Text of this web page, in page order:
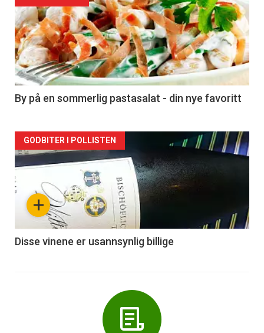
akkurat
nå
-
5
By på en sommerlig pastasalat - din nye favoritt
Forsiden
akkurat
nå
6
+
GODBITER I POLLISTEN
Disse vinene er usannsynlig billige